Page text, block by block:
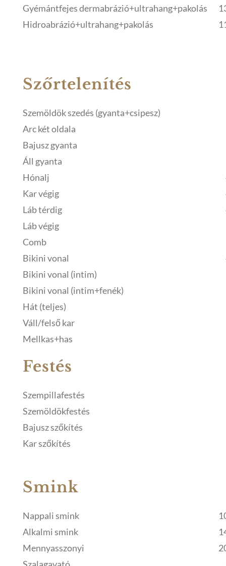
Gyémántfejes dermabrázió+ultrahang+pakolás
Hidroabrázió+ultrahang+pakolás
Szőrtelenítés
Szemöldök szedés (gyanta+csipesz)
Arc két oldala
Bajusz gyanta
Áll gyanta
Hónalj
Kar végig
Láb térdig
Láb végig
Comb
Bikini vonal
Bikini vonal (intim)
Bikini vonal (intim+fenék)
Hát (teljes)
Váll/felső kar
Mellkas+has
Festés
Szempillafestés
Szemöldökfestés
Bajusz szőkítés
Kar szőkítés
Smink
Nappali smink
Alkalmi smink
Mennyasszonyi